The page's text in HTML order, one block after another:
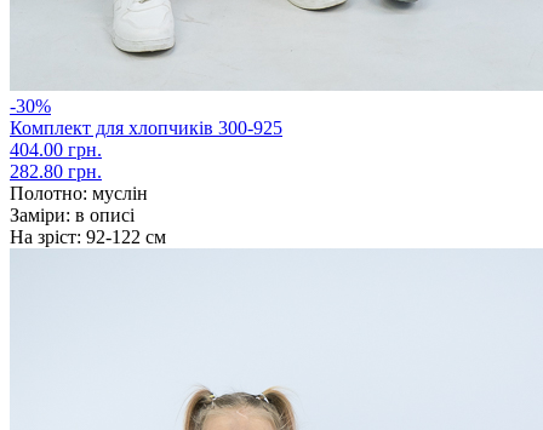
-30%
Комплект для хлопчиків 300-925
404.00 грн.
282.80 грн.
Полотно: муслін
Заміри: в описі
На зріст: 92-122 см